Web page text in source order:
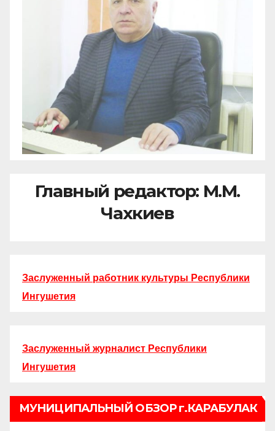
Главный редактор: М.М.
Чахкиев
Заслуженный работник культуры Республики
Ингушетия
Заслуженный журналист Республики
Ингушетия
МУНИЦИПАЛЬНЫЙ ОБЗОР г.КАРАБУЛАК